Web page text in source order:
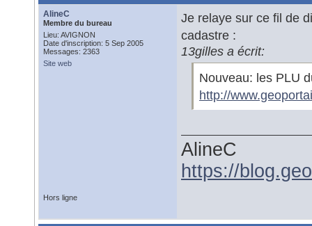
AlineC
Membre du bureau
Lieu: AVIGNON
Date d'inscription: 5 Sep 2005
Messages: 2363
Site web
Je relaye sur ce fil de
cadastre :
13gilles a écrit:
Nouveau: les PLU
http://
AlineC
https://
Hors ligne